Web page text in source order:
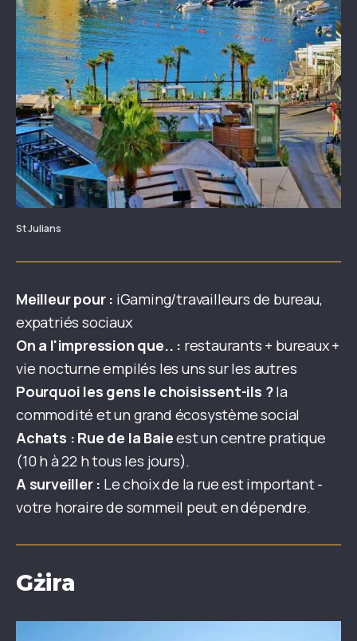
St Julians
Meilleur pour : iGaming/travailleurs de bureau,
expatriés sociaux
On a l'impression que.. : restaurants + bureaux +
vie nocturne empilés les uns sur les autres
Pourquoi les gens le choisissent-ils ?la
commodité et un grand écosystème social
Achats : Rue de la Baieest un centre pratique
(10 h à 22 h tous les jours).
A surveiller : Le choix de la rue est important -
votre horaire de sommeil peut en dépendre.
Gżira